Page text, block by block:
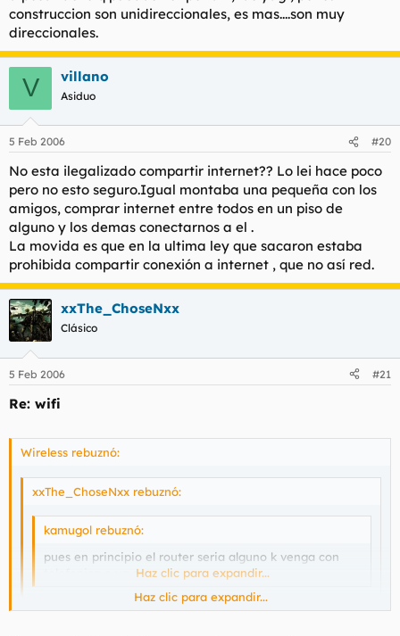
construccion son unidireccionales, es mas....son muy
direccionales.
V villano
Asiduo
5 Feb 2006 #20
No esta ilegalizado compartir internet?? Lo lei hace poco
pero no esto seguro.Igual montaba una pequeña con los
amigos, comprar internet entre todos en un piso de
alguno y los demas conectarnos a el .
La movida es que en la ultima ley que sacaron estaba
prohibida compartir conexión a internet , que no así red.
xxThe_ChoseNxx
Clásico
5 Feb 2006 #21
Re: wifi
Wireless rebuznó:
xxThe_ChoseNxx rebuznó:
kamugol rebuznó:
pues en principio el router seria alguno k venga con
telefonica o ya.comHaz clic para expandir...
Haz clic para expandir...